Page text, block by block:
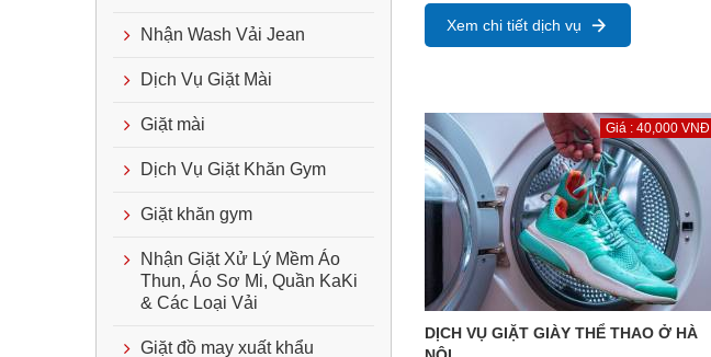
Xem chi tiết dịch vụ
Giá : 40,000 VNĐ
DỊCH VỤ GIẶT GIÀY THỂ THAO Ở HÀ
Nhận Wash Vải Jean
Dịch Vụ Giặt Mài
Giặt mài
Dịch Vụ Giặt Khăn Gym
Giặt khăn gym
Nhận Giặt Xử Lý Mềm Áo
Thun, Áo Sơ Mi, Quần KaKi
& Các Loại Vải
Giặt đồ may xuất khẩu